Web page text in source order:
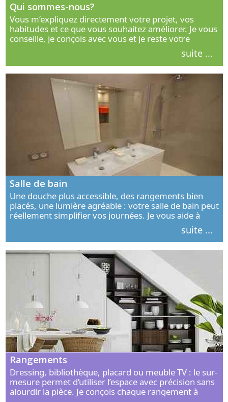
Qui sommes-nous?
Vous m’expliquez directement votre projet, vos
habitudes et ce que vous souhaitez améliorer. Je vous
conseille, je conçois avec vous et je reste votre
interlocuteur principal. Découvrez ma façon de vous
suite ...
Salle de bain
Une douche plus accessible, des rangements bien
placés, une lumière agréable : votre salle de bain peut
réellement simplifier vos journées. Je vous aide à
concevoir un espace élégant, confortable et adapté à
suite ...
Rangements
Dressing, bibliothèque, placard ou meuble TV : le sur-
mesure permet d’utiliser l’espace avec précision sans
alourdir la pièce. Je conçois chaque rangement à